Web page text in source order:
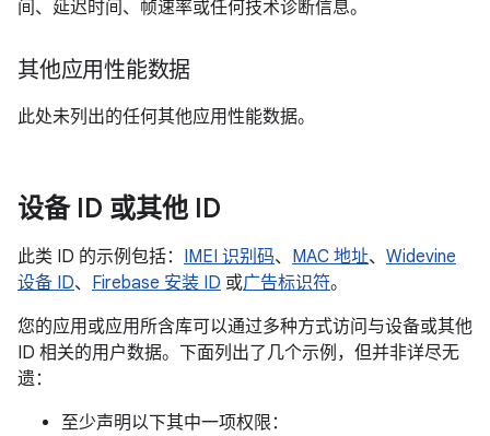
间、延迟时间、帧速率或任何技术诊断信息。
其他应用性能数据
此处未列出的任何其他应用性能数据。
设备 ID 或其他 ID
此类 ID 的示例包括： IMEI 识别码、 MAC 地址、 Widevine
设备 ID、 Firebase 安装 ID 或广告标识符。
您的应用或应用所含库可以通过多种方式访问与设备或其他
ID 相关的用户数据。下面列出了几个示例，但并非详尽无
遗：
至少声明以下其中一项权限：